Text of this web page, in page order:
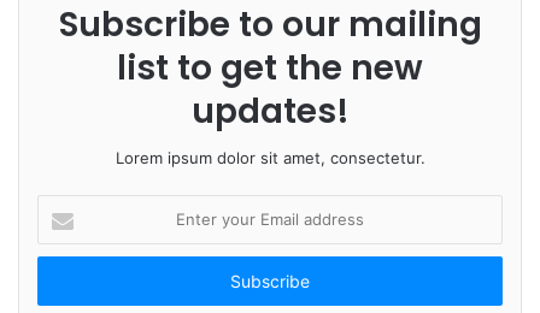
Subscribe to our mailing
list to get the new
updates!
Lorem ipsum dolor sit amet, consectetur.
t
r